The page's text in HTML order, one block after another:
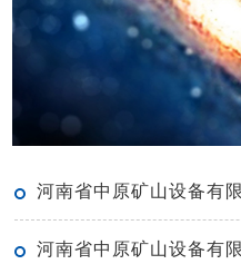
河南省中原矿山设备有限公司:排除重型机
河南省中原矿山设备有限公司:如何